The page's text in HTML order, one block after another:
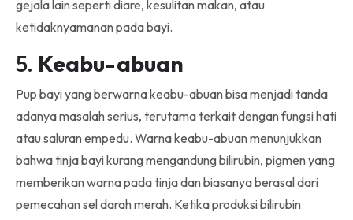
gejala lain seperti diare, kesulitan makan, atau
ketidaknyamanan pada bayi.
5. Keabu-abuan
Pup bayi yang berwarna keabu-abuan bisa menjadi tanda
adanya masalah serius, terutama terkait dengan fungsi hati
atau saluran empedu. Warna keabu-abuan menunjukkan
bahwa tinja bayi kurang mengandung bilirubin, pigmen yang
memberikan warna pada tinja dan biasanya berasal dari
pemecahan sel darah merah. Ketika produksi bilirubin